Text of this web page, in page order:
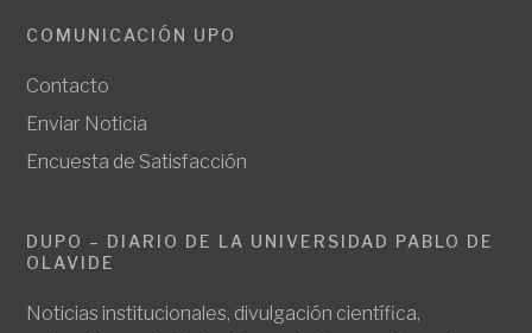
COMUNICACIÓN UPO
Contacto
Enviar Noticia
Encuesta de Satisfacción
DUPO – DIARIO DE LA UNIVERSIDAD PABLO DE
OLAVIDE
Noticias institucionales, divulgación científica,